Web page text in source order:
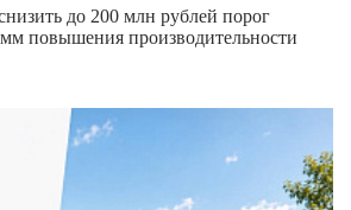
до 200 млн рублей порог
повышения производительности